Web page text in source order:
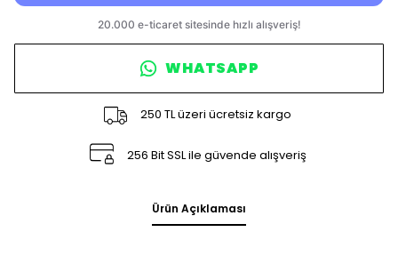
WHATSAPP
250 TL üzeri ücretsiz kargo
256 Bit SSL ile güvende alışveriş
Ürün Açıklaması